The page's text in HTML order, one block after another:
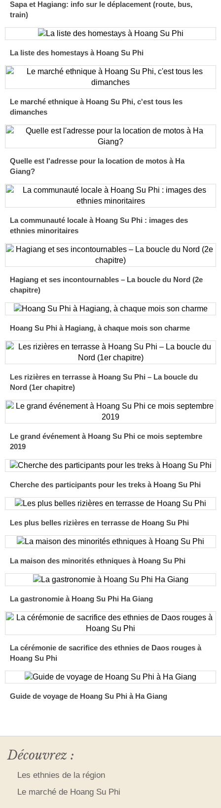
Sapa et Hagiang: info sur le déplacement (route, bus,
train)
La liste des homestays à Hoang Su Phi
Le marché ethnique à Hoang Su Phi, c'est tous les
dimanches
Quelle est l'adresse pour la location de motos à Ha
Giang?
La communauté locale à Hoang Su Phi : images des
ethnies minoritaires
Hagiang et ses incontournables – La boucle du Nord (2e
chapitre)
Hoang Su Phi à Hagiang, à chaque mois son charme
Les rizières en terrasse à Hoang Su Phi – La boucle du
Nord (1er chapitre)
Le grand événement à Hoang Su Phi ce mois septembre
2019
Cherche des participants pour les treks à Hoang Su Phi
Les plus belles rizières en terrasse de Hoang Su Phi
La maison des minorités ethniques à Hoang Su Phi
La gastronomie à Hoang Su Phi Ha Giang
La cérémonie de sacrifice des ethnies de Daos rouges à
Hoang Su Phi
Guide de voyage de Hoang Su Phi à Ha Giang
Découvrez :
Les ethnies de la région
Le marché de Hoang Su Phi